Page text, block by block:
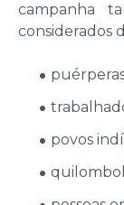
campanha
considerados
povos